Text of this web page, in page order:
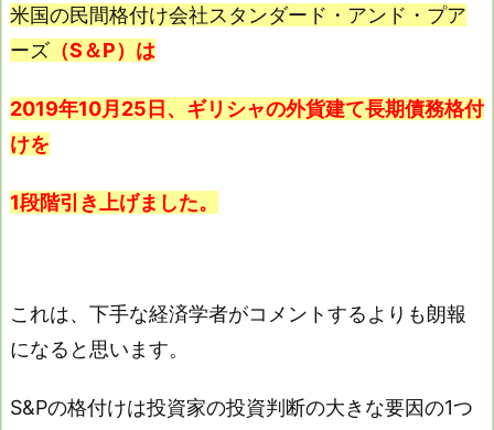
米国の民間格付け会社スタンダード・アンド・プア
ーズ （S＆P）は
2019年10月25日、ギリシャの外貨建て長期債務格付
けを
1段階引き上げました。
これは、下手な経済学者がコメントするよりも朗報
になると思います。
S&Pの格付けは投資家の投資判断の大きな要因の1つ